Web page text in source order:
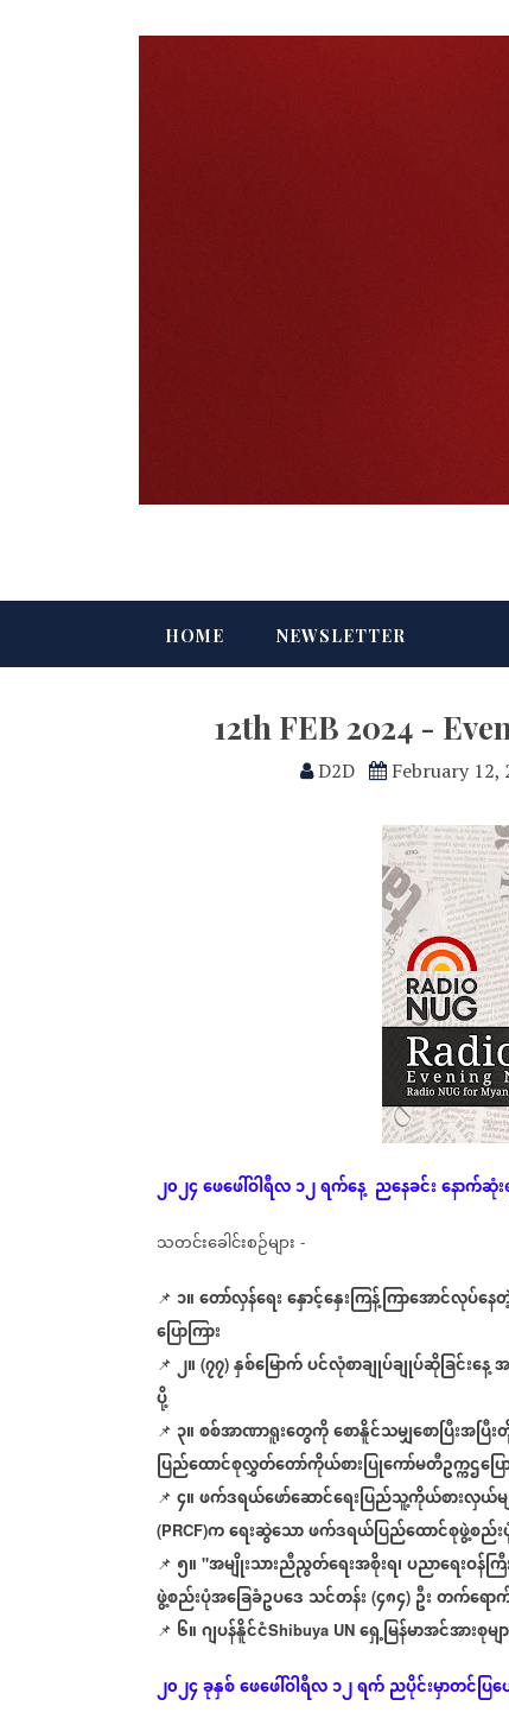
HOME NEWSLETTER
12th FEB 2024 -
D2D February 12,
၂၀၂၄ဖေဖေါ်ဝါရီလ၁၂ရက်နေ့ ညနေခင်းနောက်ဆုံး
သတင်းခေါင်းစဉ်များ -
📌 ၁။တော်လှန်ရေးနှောင့်နှေးကြန့်ကြာအောင်လု
ပြောကြား
📌 ၂။ (၇၇) နှစ်မြောက်ပင်လုံစာချုပ်ချုပ်ဆိုခြင်းနေ့
ပို့
📌 ၃။စစ်အာဏာရူးတွေကိုစောနိူင်သမျှစောပြီးအ
ပြည်ထောင်စုလွှတ်တော်ကိုယ်စားပြုကော်မတီဥက္ကဌပြော
📌 ၄။ဖက်ဒရယ်ဖော်ဆောင်ရေးပြည်သူ့ကိုယ်စားလှယ်မ
(PRCF)ကရေးဆွဲသောဖက်ဒရယ်ပြည်ထောင်စုဖွဲ့စည်း
📌 ၅။ "အမျိုးသားညီညွတ်ရေးအစိုးရ၊ပညာရေးဝန်ကြီ
ဖွဲ့စည်းပုံအခြေခံဥပဒေသင်တန်း (၄၈၄) ဦးတက်ရော
📌 ၆။ဂျပန်နိူင်ငံShibuya UN ရှေ့မြန်မာအင်အားစုမ
၂၀၂၄ခုနှစ်ဖေဖေါ်ဝါရီလ၁၂ရက်ညပိုင်းမှာတင်ပြ